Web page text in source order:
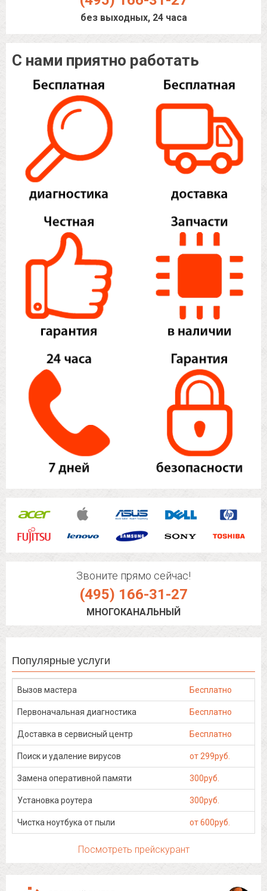
без выходных, 24 часа
С нами приятно работать
Звоните прямо сейчас!
(495) 166-31-27
МНОГОКАНАЛЬНЫЙ
Популярные услуги
Вызов мастера Бесплатно
Первоначальная диагностика Бесплатно
Доставка в сервисный центр Бесплатно
Поиск и удаление вирусов от 299руб.
Замена оперативной памяти 300руб.
Установка роутера 300руб.
Чистка ноутбука от пыли от 600руб.
Посмотреть прейскурант